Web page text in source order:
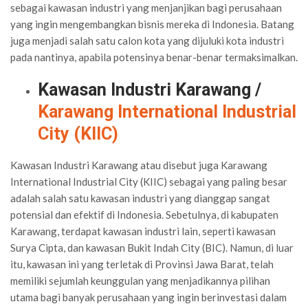
sebagai kawasan industri yang menjanjikan bagi perusahaan
yang ingin mengembangkan bisnis mereka di Indonesia. Batang
juga menjadi salah satu calon kota yang dijuluki kota industri
pada nantinya, apabila potensinya benar-benar termaksimalkan.
Kawasan Industri Karawang /
Karawang International Industrial
City (KIIC)
Kawasan Industri Karawang atau disebut juga Karawang
International Industrial City (KIIC) sebagai yang paling besar
adalah salah satu kawasan industri yang dianggap sangat
potensial dan efektif di Indonesia. Sebetulnya, di kabupaten
Karawang, terdapat kawasan industri lain, seperti kawasan
Surya Cipta, dan kawasan Bukit Indah City (BIC). Namun, di luar
itu, kawasan ini yangterletak di Provinsi Jawa Barat, telah
memiliki sejumlah keunggulan yang menjadikannya pilihan
utama bagi banyak perusahaan yang ingin berinvestasi dalam